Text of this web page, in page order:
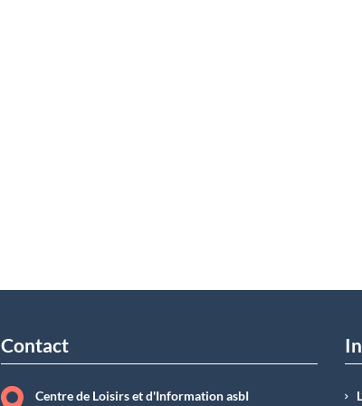
Contact
Centre de Loisirs et d'Information asbI